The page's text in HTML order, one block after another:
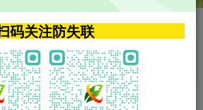
APP源码
火
影视源码
影视源码
码关注防失联